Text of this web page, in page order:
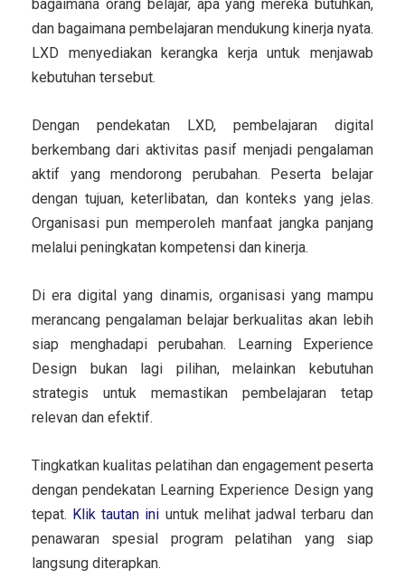
bagaimana orang belajar, apa yang mereka butuhkan,
dan bagaimana pembelajaran mendukung kinerja nyata.
LXD menyediakan kerangka kerja untuk menjawab
kebutuhan tersebut.
Dengan pendekatan LXD, pembelajaran digital
berkembang dari aktivitas pasif menjadi pengalaman
aktif yang mendorong perubahan. Peserta belajar
dengan tujuan, keterlibatan, dan konteks yang jelas.
Organisasi pun memperoleh manfaat jangka panjang
melalui peningkatan kompetensi dan kinerja.
Di era digital yang dinamis, organisasi yang mampu
merancang pengalaman belajar berkualitas akan lebih
siap menghadapi perubahan. Learning Experience
Design bukan lagi pilihan, melainkan kebutuhan
strategis untuk memastikan pembelajaran tetap
relevan dan efektif.
Tingkatkan kualitas pelatihan dan engagement peserta
dengan pendekatan Learning Experience Design yang
tepat. Klik tautan ini untuk melihat jadwal terbaru dan
penawaran spesial program pelatihan yang siap
langsung diterapkan.